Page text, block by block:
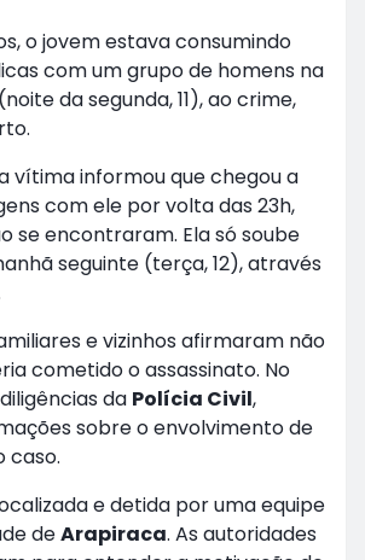
o jovem estava consumindo
com um grupo de homens na
da segunda, 11), ao crime,
vítima informou que chegou a
com ele por volta das 23h,
se encontraram. Ela só soube
seguinte (terça, 12), através
e vizinhos afirmaram não
cometido o assassinato. No
da Polícia Civil,
sobre o envolvimento de
caso.
e detida por uma equipe
deArapiraca. As autoridades